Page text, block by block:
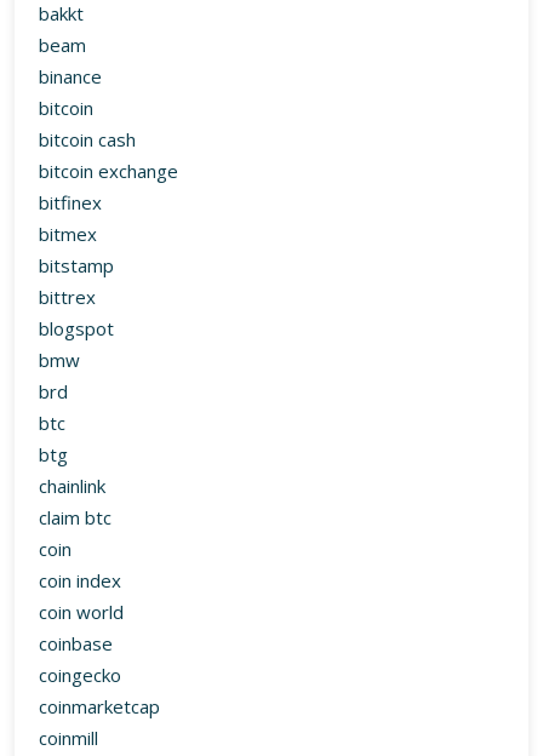
bakkt
beam
binance
bitcoin
bitcoin cash
bitcoin exchange
bitfinex
bitmex
bitstamp
bittrex
blogspot
bmw
brd
btc
btg
chainlink
claim btc
coin
coin index
coin world
coinbase
coingecko
coinmarketcap
coinmill